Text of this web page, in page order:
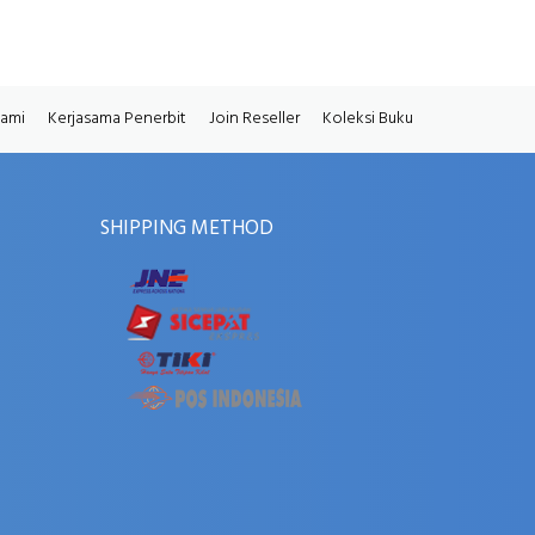
Kerjasama Penerbit Join Reseller Koleksi Buku
SHIPPING METHOD